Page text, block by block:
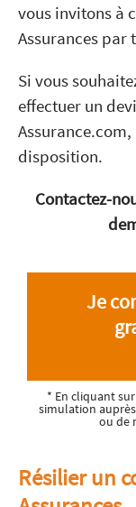
vous invitons à
Assurances par
Si vous
effectuer un
disposition.
Contactez-
Je
* En cliquant
simulation
ou de
Résilier un